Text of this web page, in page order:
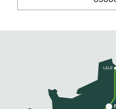
panoramiques, de
canal, ainsi que de cours
(obstacle, dressage,